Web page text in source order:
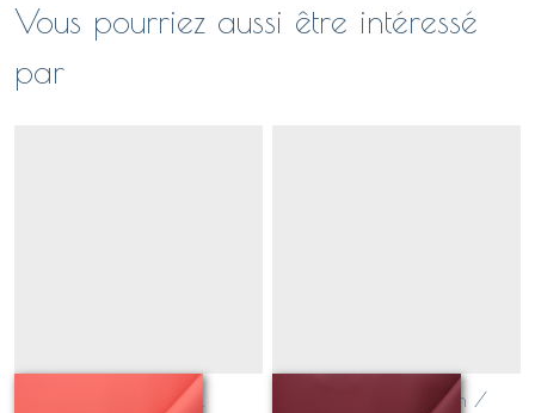
Vous pourriez aussi être intéressé
par
simili cuir corail
simili cuir lie de vin /